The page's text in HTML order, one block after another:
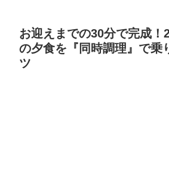
お迎えまでの30分で完成！
の夕食を『同時調理』で乗
ツ